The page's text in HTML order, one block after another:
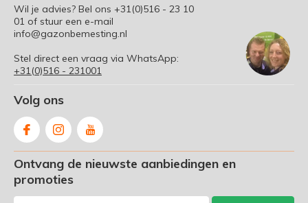
Wil je advies? Bel ons +31(0)516 - 23 10
01 of stuur een e-mail
info@gazonbemesting.nl
Stel direct een vraag via WhatsApp:
+31(0)516 - 231001
Volg ons
Ontvang de nieuwste aanbiedingen en
promoties